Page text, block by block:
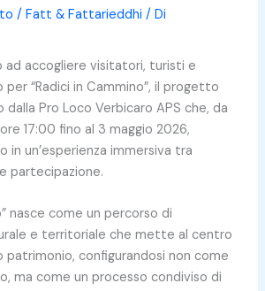
/Fatt & Fattarieddhi / Di
ad accogliere visitatori, turisti e
“Radici in Cammino”, il progetto
Pro Loco Verbicaro APS che, da
17:00 fino al 3 maggio 2026,
in un’esperienza immersiva tra
partecipazione.
nasce come un percorso di
e territoriale che mette al centro
patrimonio, configurandosi non come
ma come un processo condiviso di